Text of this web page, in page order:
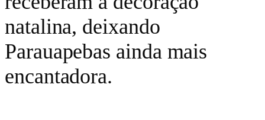
natalina, deixando
Parauapebas ainda mais
encantadora.